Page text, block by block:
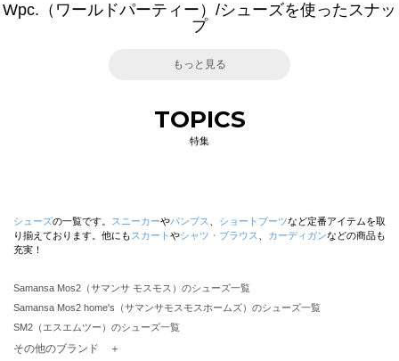
Wpc.（ワールドパーティー）/シューズを使ったスナッ
プ
もっと見る
TOPICS
特集
シューズの一覧です。 スニーカーやパンプス ショートブーツなど定番アイテムを取
り揃えております。他にも スカート やシャツ・ブラウス カーディガンなどの商品も
充実！
Samansa Mos2（サマンサ モスモス）のシューズ一覧
Samansa Mos2 home's（サマンサモスモスホームズ）のシューズ一覧
SM2（エスエムツー）のシューズ一覧
TSUHARU by Samansa Mos2（ツハルバイサマンサモスモス）のシューズ一覧
その他のブランド ＋